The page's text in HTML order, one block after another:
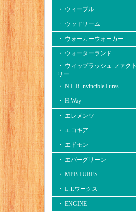
・ ウィーブル
・ ウッドリーム
・ ウォーカーウォーカー
・ ウォーターランド
・ ウィップラッシュ ファクト
リー
・ N.L.R Invincible Lures
・ H.Way
・ エレメンツ
・ エコギア
・ エドモン
・ エバーグリーン
・ MPB LURES
・ L.T.ワークス
・ ENGINE